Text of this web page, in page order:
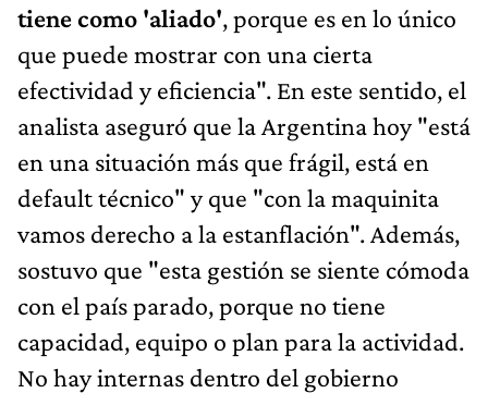
tiene como 'aliado', porque es en lo único
que puede mostrar con una cierta
efectividad y eficiencia". En este sentido, el
analista aseguró que la Argentina hoy "está
en una situación más que frágil, está en
default técnico" y que "con la maquinita
vamos derecho a la estanflación". Además,
sostuvo que "esta gestión se siente cómoda
con el país parado, porque no tiene
capacidad, equipo o plan para la actividad.
No hay internas dentro del gobierno